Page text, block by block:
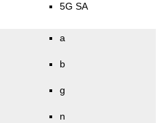
5G SA
a
b
g
n